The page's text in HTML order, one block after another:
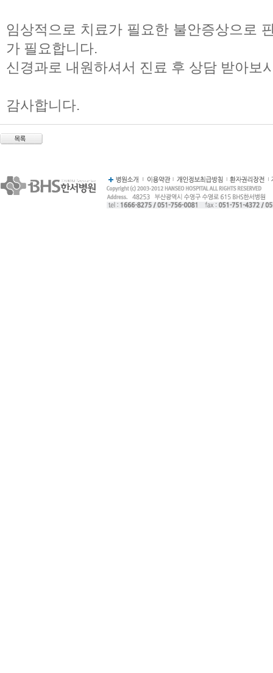
임상적으로 치료가 필요한 불안증상으로
가 필요합니다.
신경과로 내원하셔서 진료 후 상담 받아보
감사합니다.